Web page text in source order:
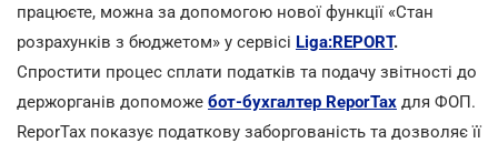
працюєте, можна за допомогою нової функції «Стан
розрахунків з бюджетом» у сервісі Liga:REPORT.
Спростити процес сплати податків та подачу звітності до
держорганів допоможе бот-бухгалтер ReporTax для ФОП.
ReporTax показує податкову заборгованість та дозволяє її